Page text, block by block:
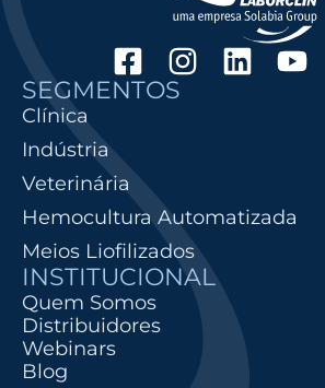
SEGMENTOS
Clínica
Indústria
Veterinária
Hemocultura Automatizada
Meios Liofilizados
INSTITUCIONAL
Quem Somos
Distribuidores
Webinars
Blog